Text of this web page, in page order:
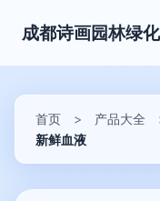
成都诗画园林绿
首页 > 产品大全
新鲜血液